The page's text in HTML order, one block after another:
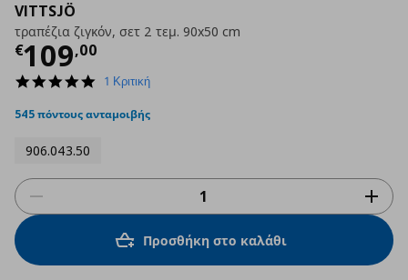
VITTSJÖ
τραπέζια ζιγκόν, σετ 2 τεμ. 90x50 cm
€109,00
Τρέχουσα τιμή
5.0
rating
1 Κριτική
545 πόντους ανταμοιβής
906.043.50
Προσθήκη στο καλάθι